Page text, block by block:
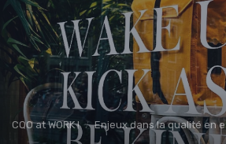
CQO at WORK ! Enjeux dans la qualité en entreprise